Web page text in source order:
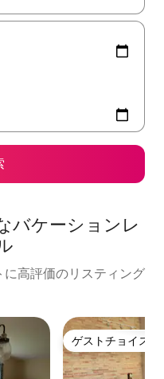
バケーションレ
高評価のリスティング
ゲストチョイス
ゲストチョイス